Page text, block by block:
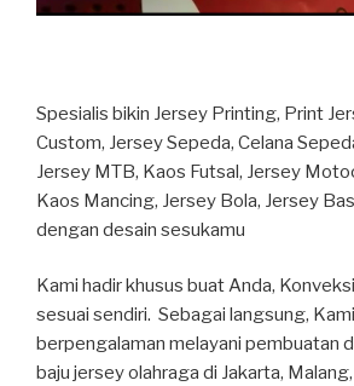
Spesialis bikin Jersey Printing, Print
Custom, Jersey Sepeda, Celana
Jersey MTB, Kaos Futsal, Jersey
Kaos Mancing, Jersey Bola, Jersey
dengan desain sesukamu
Kami hadir khusus buat Anda,
sesuai sendiri. Sebagai langsung,
berpengalaman melayani pembuatan
baju jersey olahraga di Jakarta,